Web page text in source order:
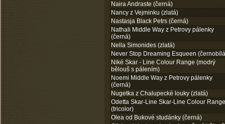
Naira Andraste (černá)
Nancy z Vejminku (zlatá)
Nastasja Black Petrs (černá)
Nathali Middle Way z Petrovy pálenky
(černá)
Nella Simonides (zlatá)
Never Stop Dreaming Esqueen
Niké Skar - Line Colour Range (modrý
bělouš s pálením)
Noemi Middle Way z Petrovy pálenky
(černá)
Nugetka z Chalupecké louky (zlatá)
Odetta Skar-Line Skar-Line Colour Range
(tricolor)
Olea od Bukové studánky (černá)